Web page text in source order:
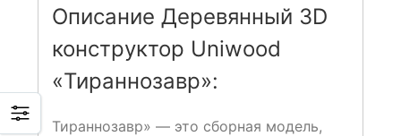
Описание Деревянный 3D
конструктор Uniwood
«Тираннозавр»:
Тираннозавр» — это сборная модель,